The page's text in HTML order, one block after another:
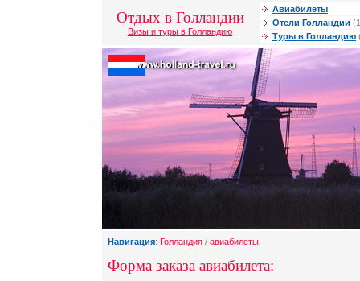
Отдых в Голландии
Визы и туры в Голландию
Авиабилеты
Отели Голландии
Туры в Голландию
Навигация: Голландия / авиабилеты
Форма заказа авиабилета: